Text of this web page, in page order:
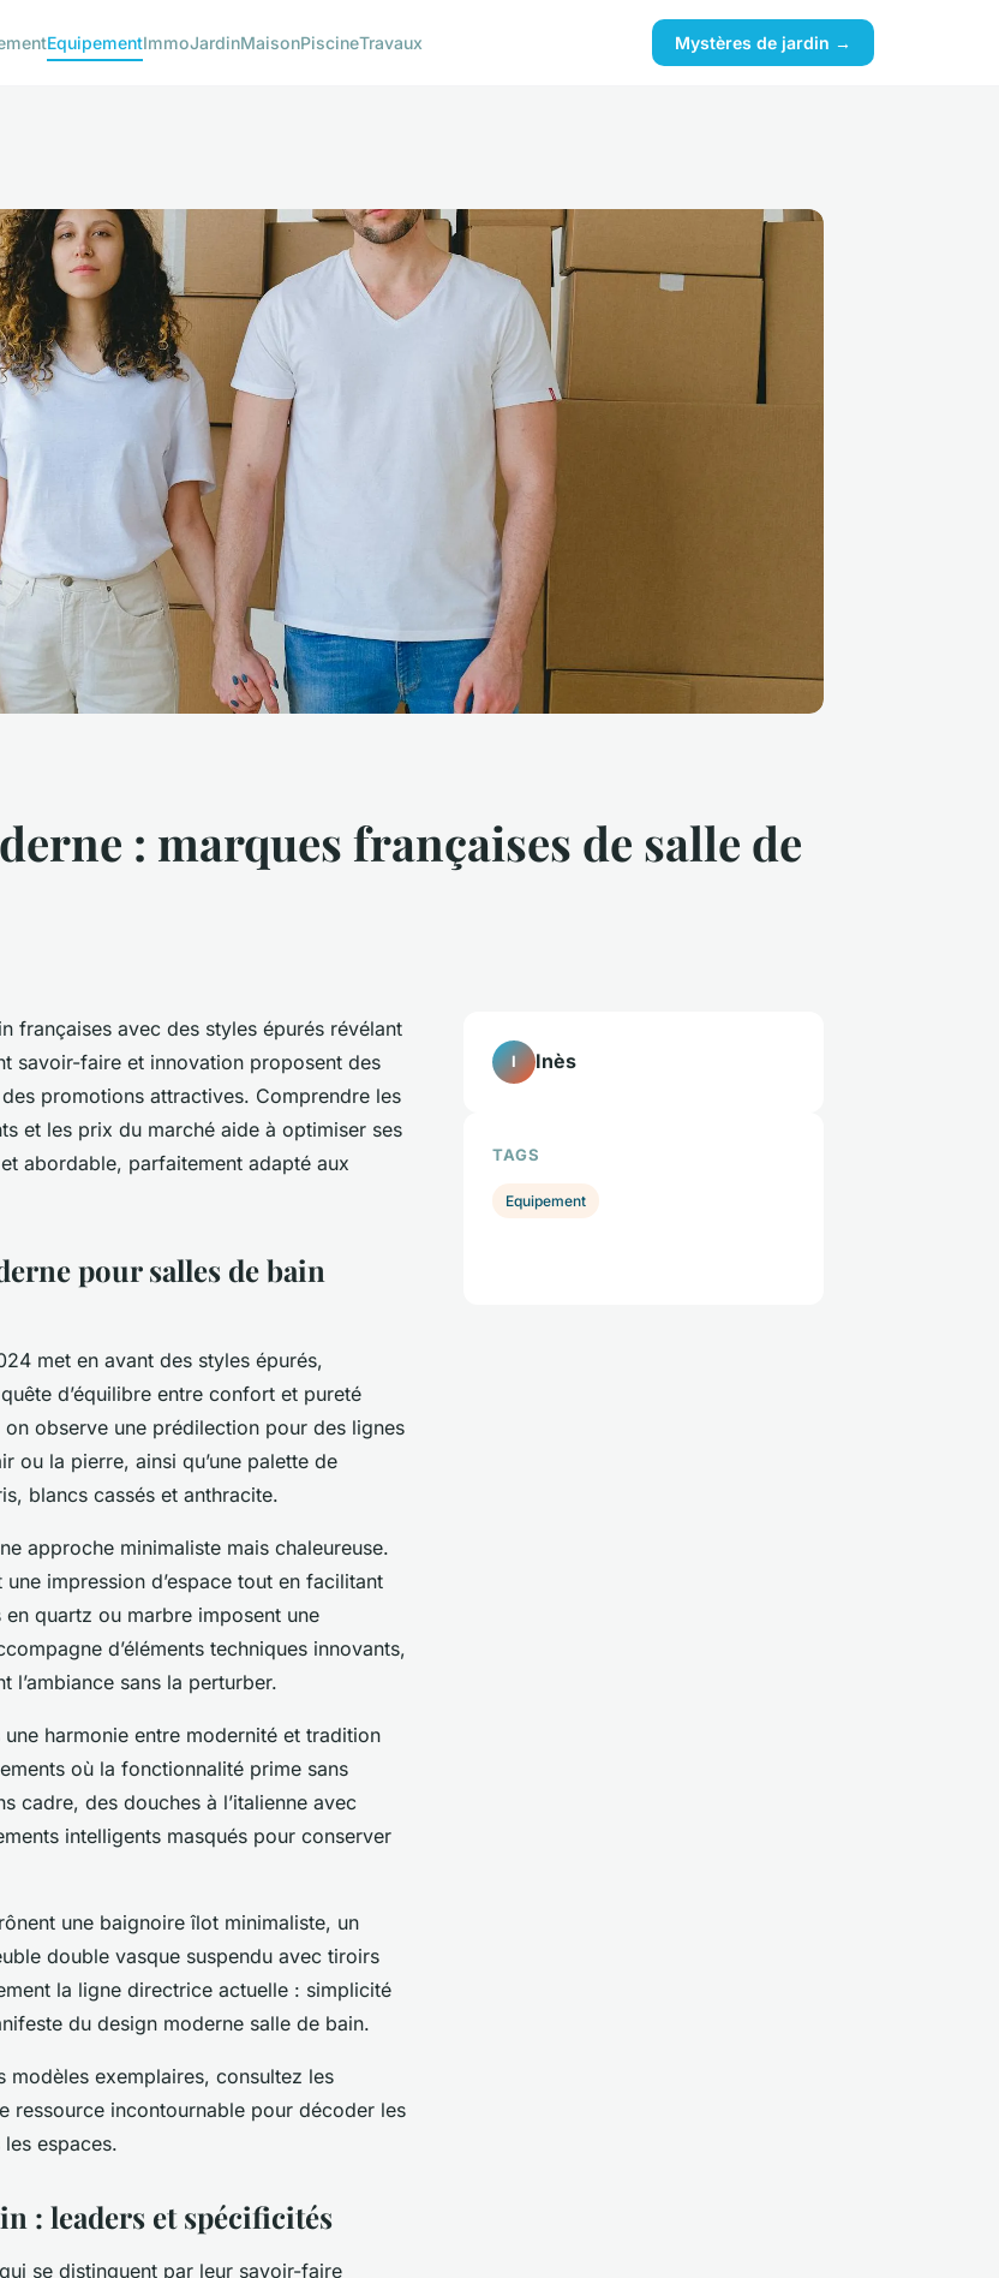
EquipementImmoJardinMaisonPiscineTravaux Mystères de jardin →
: marques françaises de salle de
françaises avec des styles épurés révélant
savoir-faire et innovation proposent des
promotions attractives. Comprendre les
et les prix du marché aide à optimiser ses
abordable, parfaitement adapté aux
pour salles de bain
met en avant des styles épurés,
d’équilibre entre confort et pureté
observe une prédilection pour des lignes
ou la pierre, ainsi qu’une palette de
blancs cassés et anthracite.
approche minimaliste mais chaleureuse.
impression d’espace tout en facilitant
en quartz ou marbre imposent une
d’éléments techniques innovants,
l’ambiance sans la perturber.
harmonie entre modernité et tradition
où la fonctionnalité prime sans
cadre, des douches à l’italienne avec
intelligents masqués pour conserver
une baignoire îlot minimaliste, un
double vasque suspendu avec tiroirs
la ligne directrice actuelle : simplicité
du design moderne salle de bain.
exemplaires, consultez les
ressource incontournable pour décoder les
espaces.
: leaders et spécificités
se distinguent par leur savoir-faire
I Inès
TAGS
Equipement